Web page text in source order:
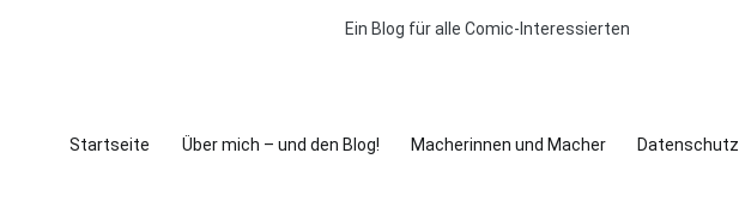
Ein Blog für alle Comic-Interessierten
Startseite Über mich – und den Blog! Macherinnen und Macher Datenschutz